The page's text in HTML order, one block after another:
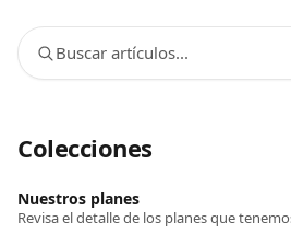
Buscar artículos...
Colecciones
Nuestros planes